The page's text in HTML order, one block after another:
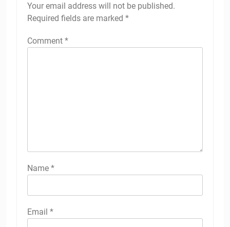
Your email address will not be published.
Required fields are marked *
Comment *
Name *
Email *